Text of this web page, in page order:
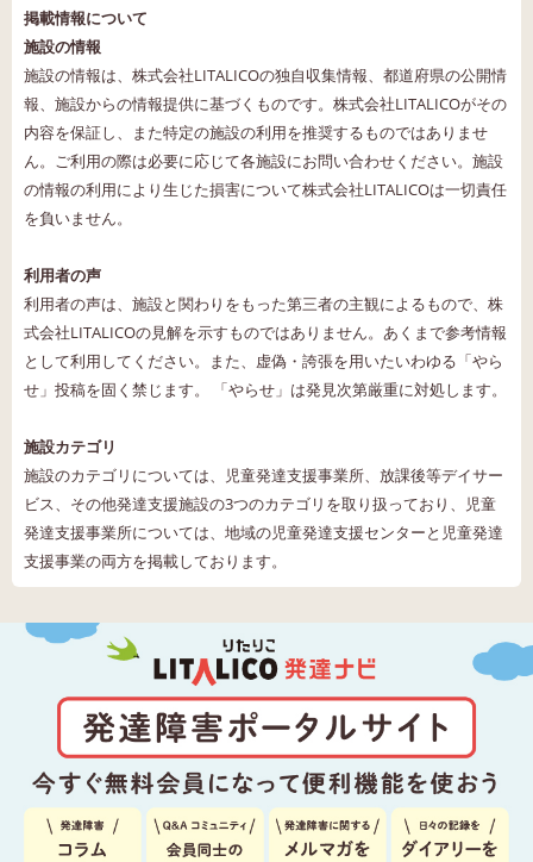
掲載情報について
施設の情報
施設の情報は、株式会社LITALICOの独自収集情報、都道府県の公開情
報、施設からの情報提供に基づくものです。株式会社LITALICOがその
内容を保証し、また特定の施設の利用を推奨するものではありませ
ん。ご利用の際は必要に応じて各施設にお問い合わせください。施設
の情報の利用により生じた損害について株式会社LITALICOは一切責任
を負いません。
利用者の声
利用者の声は、施設と関わりをもった第三者の主観によるもので、株
式会社LITALICOの見解を示すものではありません。あくまで参考情報
として利用してください。また、虚偽・誇張を用いたいわゆる「やら
せ」投稿を固く禁じます。 「やらせ」は発見次第厳重に対処します。
施設カテゴリ
施設のカテゴリについては、児童発達支援事業所、放課後等デイサー
ビス、その他発達支援施設の3つのカテゴリを取り扱っており、児童
発達支援事業所については、地域の児童発達支援センターと児童発達
支援事業の両方を掲載しております。